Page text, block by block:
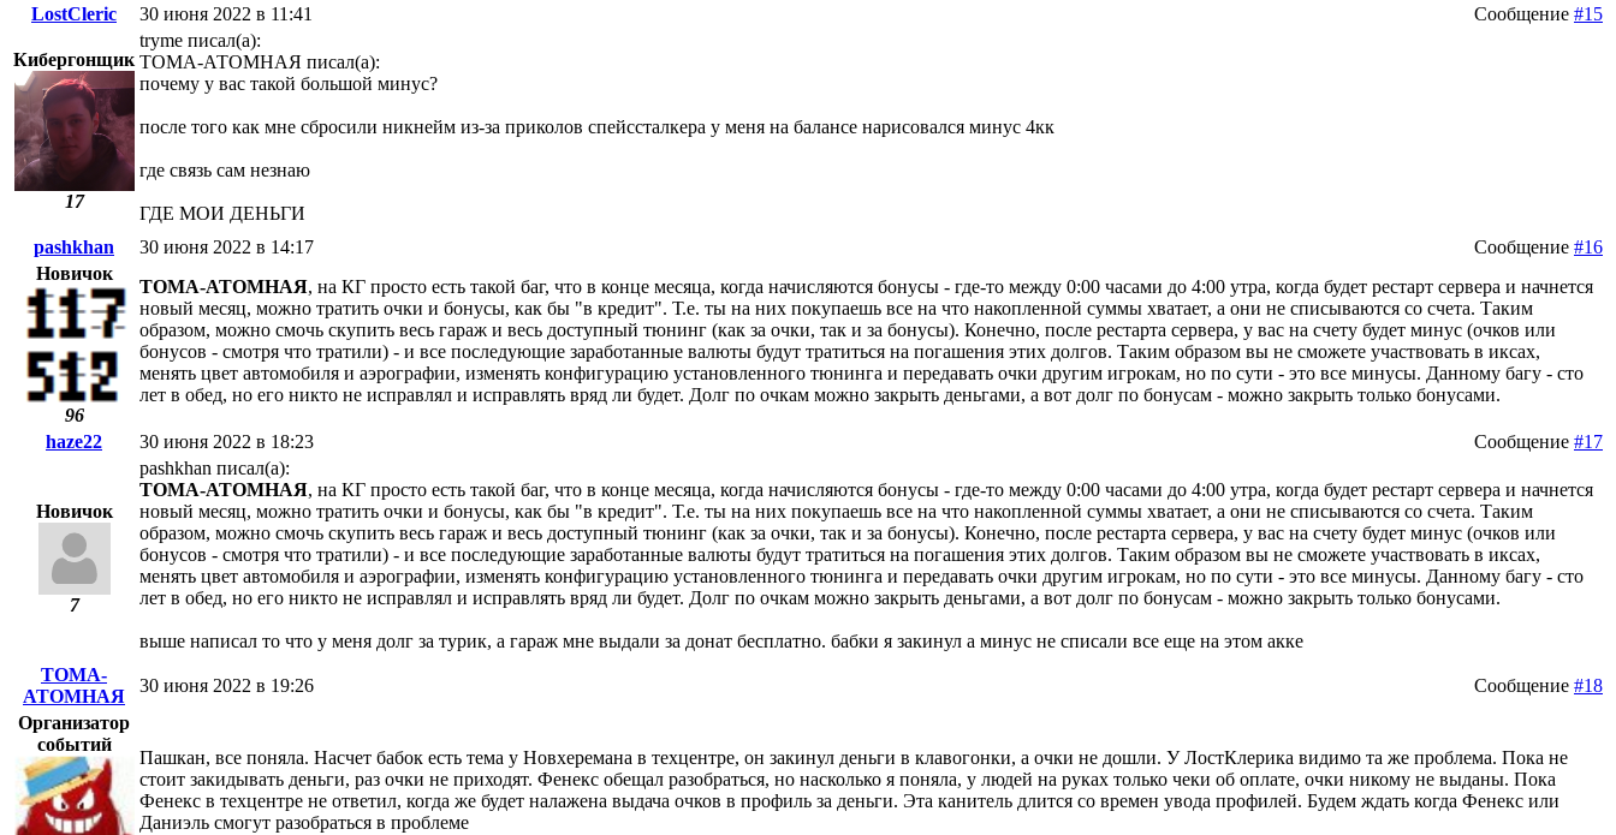
LostCleric Сообщение #15
30 июня 2022 в 11:41
Кибергонщик
17
tryme писал(а):
ТОМА-АТОМНАЯ писал(а):
почему у вас такой большой минус?
после того как мне сбросили никнейм из-за приколов спейссталкера у меня на балансе нарисовался минус 4кк
где связь сам незнаю
ГДЕ МОИ ДЕНЬГИ
pashkhan
Сообщение #16
30 июня 2022 в 14:17
Новичок
96
ТОМА-АТОМНАЯ, на КГ просто есть такой баг, что в конце месяца, когда начисляются бонусы - где-то между 0:00 часами до 4:00 утра, когда будет рестарт сервера и начнется
новый месяц, можно тратить очки и бонусы, как бы "в кредит". Т.е. ты на них покупаешь все на что накопленной суммы хватает, а они не списываются со счета. Таким
образом, можно смочь скупить весь гараж и весь доступный тюнинг (как за очки, так и за бонусы). Конечно, после рестарта сервера, у вас на счету будет минус (очков или
бонусов - смотря что тратили) - и все последующие заработанные валюты будут тратиться на погашения этих долгов. Таким образом вы не сможете участвовать в иксах,
менять цвет автомобиля и аэрографии, изменять конфигурацию установленного тюнинга и передавать очки другим игрокам, но по сути - это все минусы. Данному багу - сто
лет в обед, но его никто не исправлял и исправлять вряд ли будет. Долг по очкам можно закрыть деньгами, а вот долг по бонусам - можно закрыть только бонусами.
haze22 Сообщение #17
30 июня 2022 в 18:23
Новичок
7
pashkhan писал(а):
ТОМА-АТОМНАЯ, на КГ просто есть такой баг, что в конце месяца, когда начисляются бонусы - где-то между 0:00 часами до 4:00 утра, когда будет рестарт сервера и начнется
новый месяц, можно тратить очки и бонусы, как бы "в кредит". Т.е. ты на них покупаешь все на что накопленной суммы хватает, а они не списываются со счета. Таким
образом, можно смочь скупить весь гараж и весь доступный тюнинг (как за очки, так и за бонусы). Конечно, после рестарта сервера, у вас на счету будет минус (очков или
бонусов - смотря что тратили) - и все последующие заработанные валюты будут тратиться на погашения этих долгов. Таким образом вы не сможете участвовать в иксах,
менять цвет автомобиля и аэрографии, изменять конфигурацию установленного тюнинга и передавать очки другим игрокам, но по сути - это все минусы. Данному багу - сто
лет в обед, но его никто не исправлял и исправлять вряд ли будет. Долг по очкам можно закрыть деньгами, а вот долг по бонусам - можно закрыть только бонусами.
выше написал то что у меня долг за турик, а гараж мне выдали за донат бесплатно. бабки я закинул а минус не списали все еще на этом акке
ТОМА-
АТОМНАЯ
Сообщение #18
30 июня 2022 в 19:26
Организатор
событий
Пашкан, все поняла. Насчет бабок есть тема у Новхеремана в техцентре, он закинул деньги в клавогонки, а очки не дошли. У ЛостКлерика видимо та же проблема. Пока не
стоит закидывать деньги, раз очки не приходят. Фенекс обещал разобраться, но насколько я поняла, у людей на руках только чеки об оплате, очки никому не выданы. Пока
Фенекс в техцентре не ответил, когда же будет налажена выдача очков в профиль за деньги. Эта канитель длится со времен увода профилей. Будем ждать когда Фенекс или
Даниэль смогут разобраться в проблеме